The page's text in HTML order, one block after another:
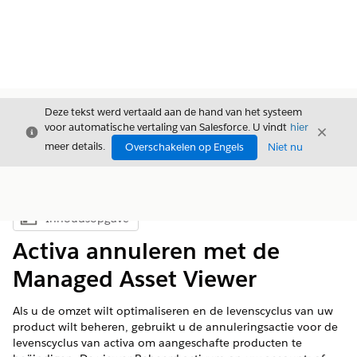
Sluiten
Deze tekst werd vertaald aan de hand van het systeem
voor automatische vertaling van Salesforce. U vindt hier
meer details.
Overschakelen op Engels Niet nu
Sluiten
Inhoudsopgave weergeven
Inhoudsopgave
Activa annuleren met de
Managed Asset Viewer
Als u de omzet wilt optimaliseren en de levenscyclus van uw
product wilt beheren, gebruikt u de annuleringsactie voor de
levenscyclus van activa om aangeschafte producten te